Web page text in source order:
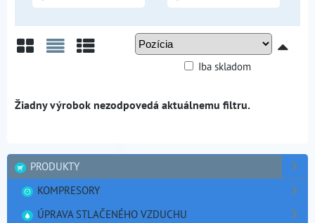
Iba skladom
PRODUKTY
KOMPRESORY
ÚPRAVA STLAČENÉHO VZDUCHU